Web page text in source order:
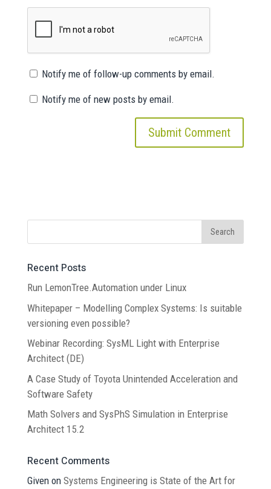
Notify me of follow-up comments by email.
Notify me of new posts by email.
Recent Posts
Run LemonTree.Automation under Linux
Whitepaper – Modelling Complex Systems: Is suitable
versioning even possible?
Webinar Recording: SysML Light with Enterprise
Architect (DE)
A Case Study of Toyota Unintended Acceleration and
Software Safety
Math Solvers and SysPhS Simulation in Enterprise
Architect 15.2
Recent Comments
Givenon Systems Engineering is State of the Art for